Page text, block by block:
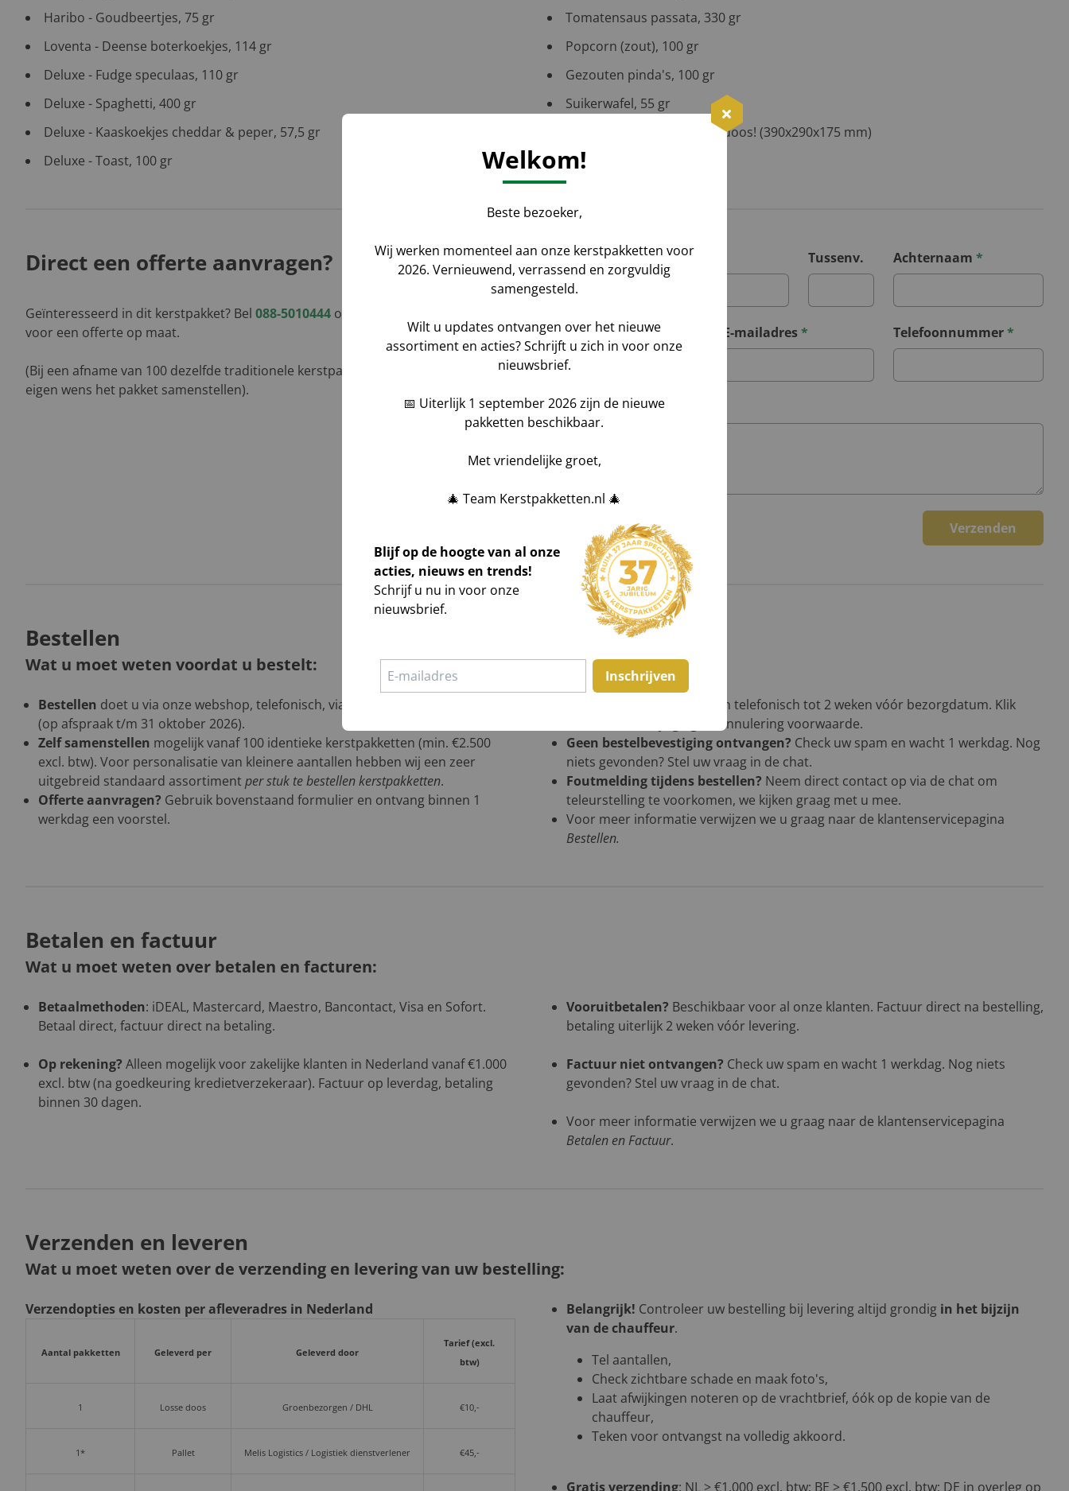
Haribo - Goudbeertjes, 75 gr
Loventa - Deense boterkoekjes, 114 gr
Deluxe - Fudge speculaas, 110 gr
Deluxe - Spaghetti, 400 gr
Deluxe - Kaaskoekjes cheddar & peper, 57,5 gr
Deluxe - Toast, 100 gr
Tomatensaus passata, 330 gr
Popcorn (zout), 100 gr
Gezouten pinda's, 100 gr
Suikerwafel, 55 gr
Verpakt in feestelijke kerstdoos! (390x290x175 mm)
Direct een offerte aanvragen?
Geïnteresseerd in dit kerstpakket? Bel 088-5010444 of laat uw gegevens achter
voor een offerte op maat.
(Bij een afname van 100 dezelfde traditionele kerstpakketten kunt u geheel naar
eigen wens het pakket samenstellen).
Aantal* Voornaam Tussenv. Achternaam *
Bedrijfsnaam E-mailadres* Telefoonnummer*
Bericht
Verzenden
Bestellen
Wat u moet weten voordat u bestelt:
Bestellen doet u via onze webshop, telefonisch, via een offerte of in showroom
(op afspraak t/m 31 oktober 2026).
Zelf samenstellen mogelijk vanaf 100 identieke kerstpakketten (min. €2.500
excl. btw). Voor personalisatie van kleinere aantallen hebben wij een zeer
uitgebreid standaard assortimentper stuk te bestellen kerstpakketten.
Offerte aanvragen? Gebruik bovenstaand formulier en ontvang binnen 1
werkdag een voorstel.
Alleen telefonisch tot 2 weken vóór bezorgdatum. Klik
voor de wijziging en annulering voorwaarde.
Geen bestelbevestiging ontvangen? Check uw spam en wacht 1 werkdag. Nog
niets gevonden? Stel uw vraag in de chat.
Foutmelding tijdens bestellen? Neem direct contact op via de chat om
teleurstelling te voorkomen, we kijken graag met u mee.
Voor meer informatie verwijzen we u graag naar de klantenservicepagina
Bestellen.
Betalen en factuur
Wat u moet weten over betalen en facturen:
Betaalmethoden: iDEAL, Mastercard, Maestro, Bancontact, Visa en Sofort.
Betaal direct, factuur direct na betaling.
Op rekening? Alleen mogelijk voor zakelijke klanten in Nederland vanaf €1.000
excl. btw (na goedkeuring kredietverzekeraar). Factuur op leverdag, betaling
binnen 30 dagen.
Vooruitbetalen? Beschikbaar voor al onze klanten. Factuur direct na bestelling,
betaling uiterlijk 2 weken vóór levering.
Factuur niet ontvangen? Check uw spam en wacht 1 werkdag. Nog niets
gevonden? Stel uw vraag in de chat.
Voor meer informatie verwijzen we u graag naar de klantenservicepagina
Betalen en Factuur.
Verzenden en leveren
Wat u moet weten over de verzending en levering van uw bestelling:
Verzendopties en kosten per afleveradres in Nederland
Aantal pakketten Geleverd per Geleverd door
Tarief (excl.
btw)
1 Losse doos Groenbezorgen / DHL €10,-
1* Pallet Melis Logistics / Logistiek dienstverlener €45,-
Belangrijk! Controleer uw bestelling bij levering altijd grondig in het bijzijn
van de chauffeur.
Tel aantallen,
Check zichtbare schade en maak foto's,
Laat afwijkingen noteren op de vrachtbrief, óók op de kopie van de
chauffeur,
Teken voor ontvangst na volledig akkoord.
Gratis verzending: NL ≥ €1.000 excl. btw; BE ≥ €1.500 excl. btw; DE in overleg op
Welkom!
Beste bezoeker,
Wij werken momenteel aan onze kerstpakketten voor
2026. Vernieuwend, verrassend en zorgvuldig
samengesteld.
Wilt u updates ontvangen over het nieuwe
assortiment en acties? Schrijft u zich in voor onze
nieuwsbrief.
📅 Uiterlijk 1 september 2026 zijn de nieuwe
pakketten beschikbaar.
Met vriendelijke groet,
🎄 Team Kerstpakketten.nl 🎄
Blijf op de hoogte van al onze
acties, nieuws en trends!
Schrijf u nu in voor onze
nieuwsbrief.
Inschrijven